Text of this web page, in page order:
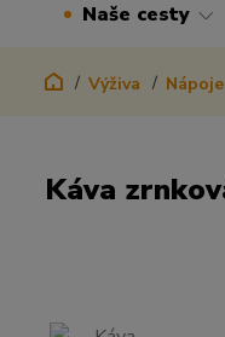
Naše cesty
Výživa
Káva